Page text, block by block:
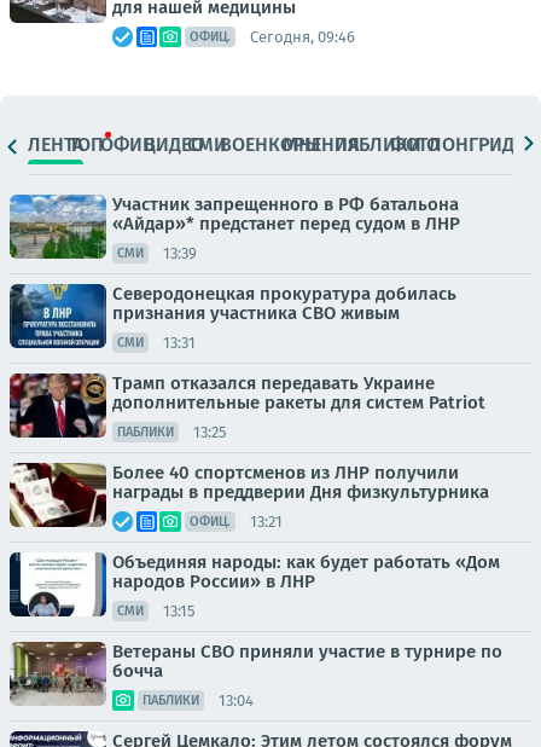
для нашей медицины
ОФИЦ. Сегодня, 09:46
ЛЕНТАТОПОФИЦ.ВИДЕОСМИВОЕНКОРЫМНЕНИЯПАБЛИКИ
ФОТОЛОНГРИДЫ
Участник запрещенного в РФ батальона
«Айдар»* предстанет перед судом в ЛНР
СМИ 13:39
Северодонецкая прокуратура добилась
признания участника СВО живым
СМИ 13:31
Трамп отказался передавать Украине
дополнительные ракеты для систем Patriot
ПАБЛИКИ 13:25
Более 40 спортсменов из ЛНР получили
награды в преддверии Дня физкультурника
ОФИЦ. 13:21
Объединяя народы: как будет работать «Дом
народов России» в ЛНР
СМИ 13:15
Ветераны СВО приняли участие в турнире по
бочча
ПАБЛИКИ 13:04
Сергей Цемкало: Этим летом состоялся форум